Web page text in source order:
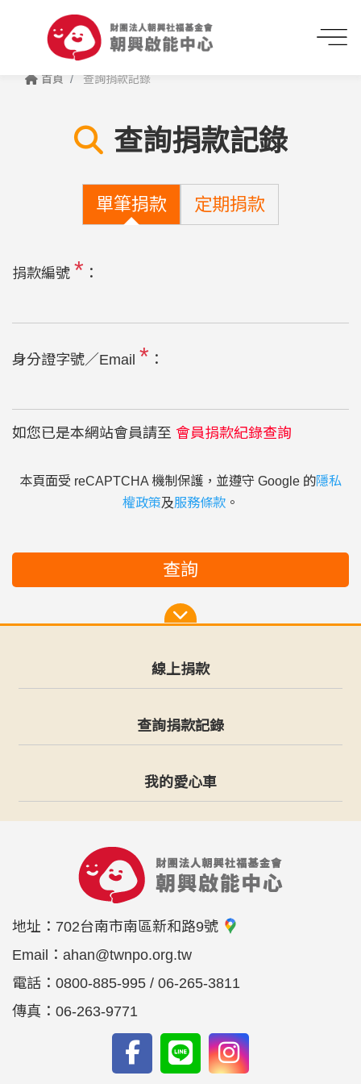
首頁 查詢捐款記錄
查詢捐款記錄
單筆捐款 定期捐款
捐款編號 * ：
身分證字號／Email * ：
如您已是本網站會員請至 會員捐款紀錄查詢
本頁面受 reCAPTCHA 機制保護，並遵守 Google 的隱私
權政策及服務條款 。
查詢
線上捐款
查詢捐款記錄
我的愛心車
地址： 702台南市南區新和路9號
Email： ahan@twnpo.org.tw
電話： 0800-885-995 / 06-265-3811
傳真： 06-263-9771